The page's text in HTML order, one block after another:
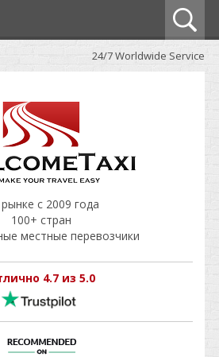
24/7 Worldwide Service
с 2009 года
100+ стран
местные перевозчики
4.7 из 5.0